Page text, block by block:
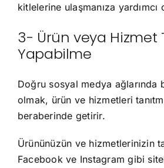
kitlelerine ulaşmanıza yardımcı
3- Ürün veya Hizmet
Yapabilme
Doğru sosyal medya ağlarında
olmak, ürün ve hizmetleri
beraberinde getirir.
Ürününüzün ve hizmetlerinizin
Facebook ve Instagram gibi